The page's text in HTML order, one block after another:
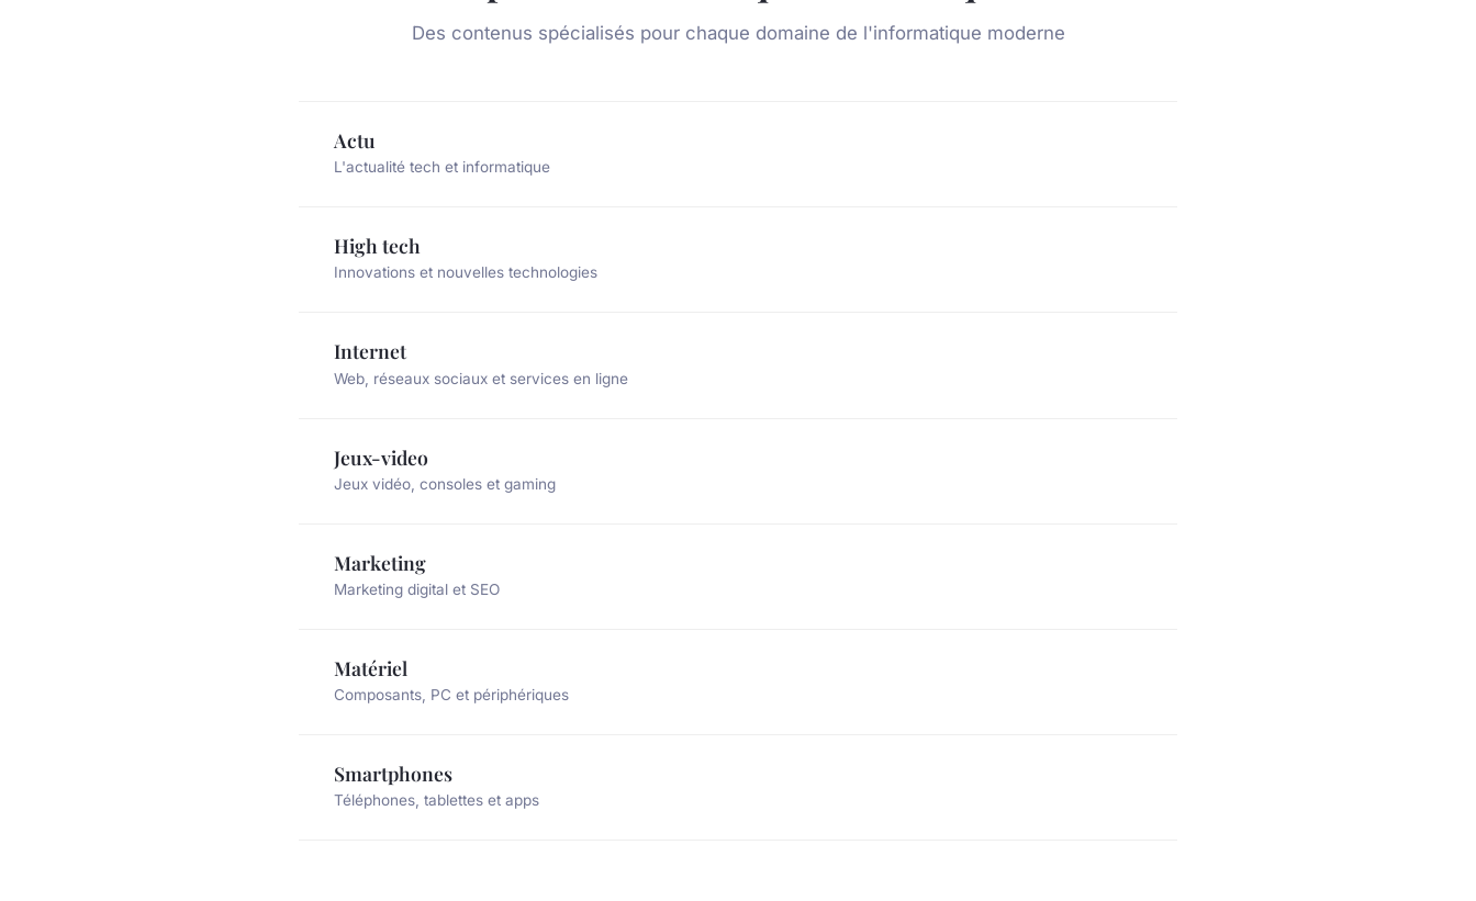
Des contenus spécialisés pour chaque domaine de l'informatique moderne
Actu
L'actualité tech et informatique
High tech
Innovations et nouvelles technologies
Internet
Web, réseaux sociaux et services en ligne
Jeux-video
Jeux vidéo, consoles et gaming
Marketing
Marketing digital et SEO
Matériel
Composants, PC et périphériques
Smartphones
Téléphones, tablettes et apps